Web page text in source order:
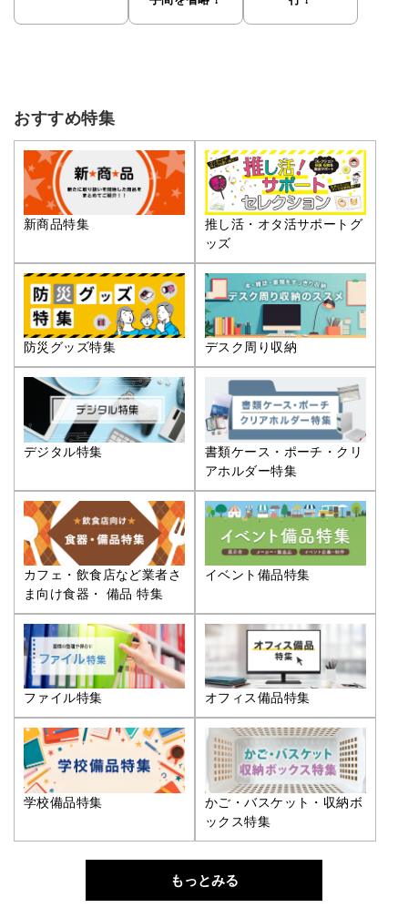
おすすめ特集
新商品特集
推し活・オタ活サポートグ
ッズ
防災グッズ特集 デスク周り収納
デジタル特集
書類ケース・ポーチ・クリ
アホルダー特集
カフェ・飲食店など業者さ
ま向け食器・ 備品 特集
イベント備品特集
ファイル特集 オフィス備品特集
学校備品特集
かご・バスケット・収納ボ
ックス特集
もっとみる